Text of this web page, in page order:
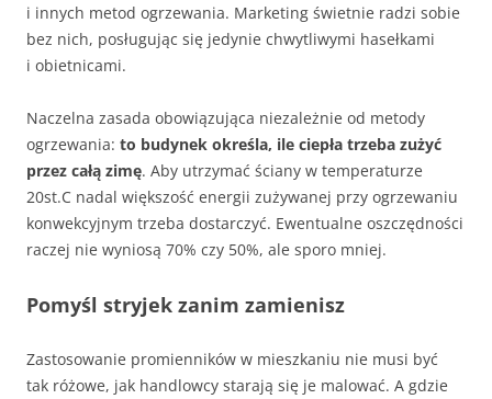
i innych metod ogrzewania. Marketing świetnie radzi sobie
bez nich, posługując się jedynie chwytliwymi hasełkami
i obietnicami.
Naczelna zasada obowiązująca niezależnie od metody
ogrzewania: to budynek określa, ile ciepła trzeba zużyć
przez całą zimę. Aby utrzymać ściany w temperaturze
20st.C nadal większość energii zużywanej przy ogrzewaniu
konwekcyjnym trzeba dostarczyć. Ewentualne oszczędności
raczej nie wyniosą 70% czy 50%, ale sporo mniej.
Pomyśl stryjek zanim zamienisz
Zastosowanie promienników w mieszkaniu nie musi być
tak różowe, jak handlowcy starają się je malować. A gdzie